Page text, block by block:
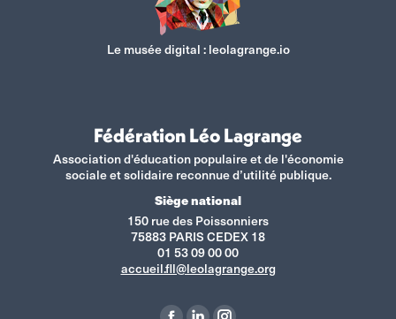
Le musée digital : leolagrange.io
Fédération Léo Lagrange
Association d'éducation populaire et de l'économie
sociale et solidaire reconnue d’utilité publique.
Siège national
150 rue des Poissonniers
75883 PARIS CEDEX 18
01 53 09 00 00
accueil.fll@leolagrange.org